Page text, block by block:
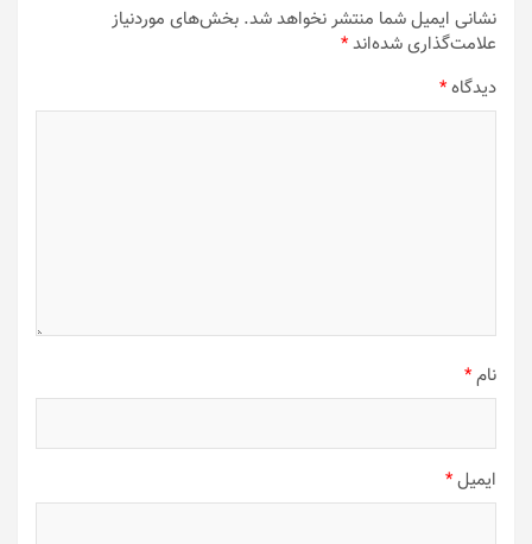
نشانی ایمیل شما منتشر نخواهد شد. بخش‌های موردنیاز
علامت‌گذاری شده‌اند*
دیدگاه*
نام*
ایمیل*